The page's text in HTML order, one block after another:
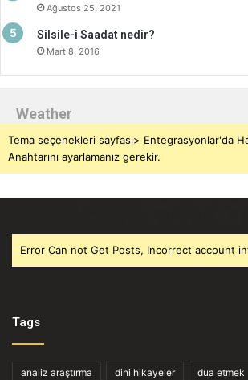
Ağustos 25, 2021
Silsile-i Saadat nedir?
Mart 8, 2016
Weather
Tema seçenekleri sayfası> Entegrasyonlar'da
Anahtarını ayarlamanız gerekir.
Error Can not Get Posts, Incorrect account
Tags
analiz araştırma dini hikayeler dua etmek